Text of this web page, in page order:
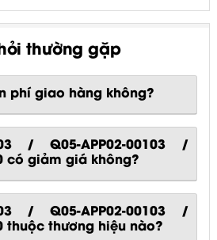
thường gặp
phí giao hàng không?
/ Q05-APP02-00103 /
có giảm giá không?
/ Q05-APP02-00103 /
thuộc thương hiệu nào?